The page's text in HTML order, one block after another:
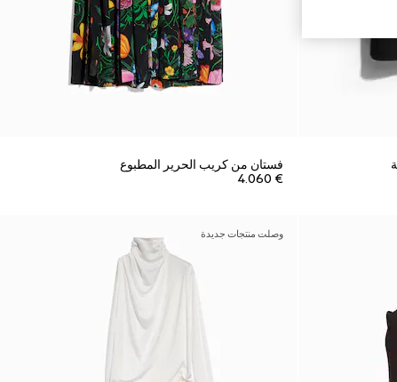
فستان من كريب الحرير المطبوع
€ 4.060
وصلت منتجات جديدة